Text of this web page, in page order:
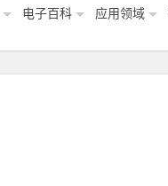
电子百科 应用领域